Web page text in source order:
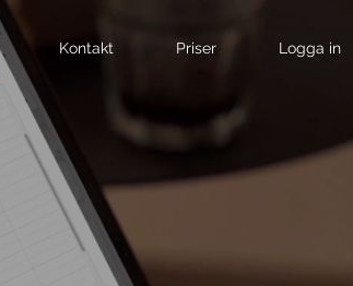
Kontakt Priser Logga in